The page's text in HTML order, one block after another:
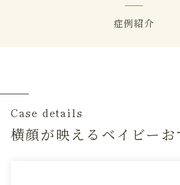
症例紹介
Case details
横顔が映えるベイビーお